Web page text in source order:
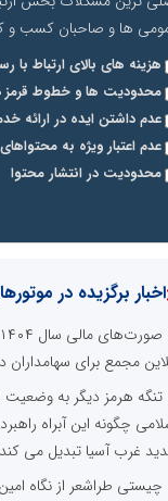
ها و صاحبان کسب و
هزینه های بالای ارتباط با
محدودیت ها و خطوط قرمز
عدم داشتن ایده در ارائه
عدم اعتبار ویژه به
محدودیت در انتشار محتوا
اخبار برگزیده در
مجمع برای سهامداران
تنگه هرمز دیگر به
چگونه این آبراه
غرب آسیا تبدیل می
چیستی طراشعر از نگاه